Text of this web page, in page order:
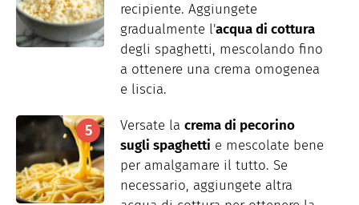
recipiente. Aggiungete
gradualmente l'acqua di cottura
degli spaghetti, mescolando fino
a ottenere una crema omogenea
e liscia.
Versate la crema di pecorino
sugli spaghetti e mescolate bene
per amalgamare il tutto. Se
necessario, aggiungete altra